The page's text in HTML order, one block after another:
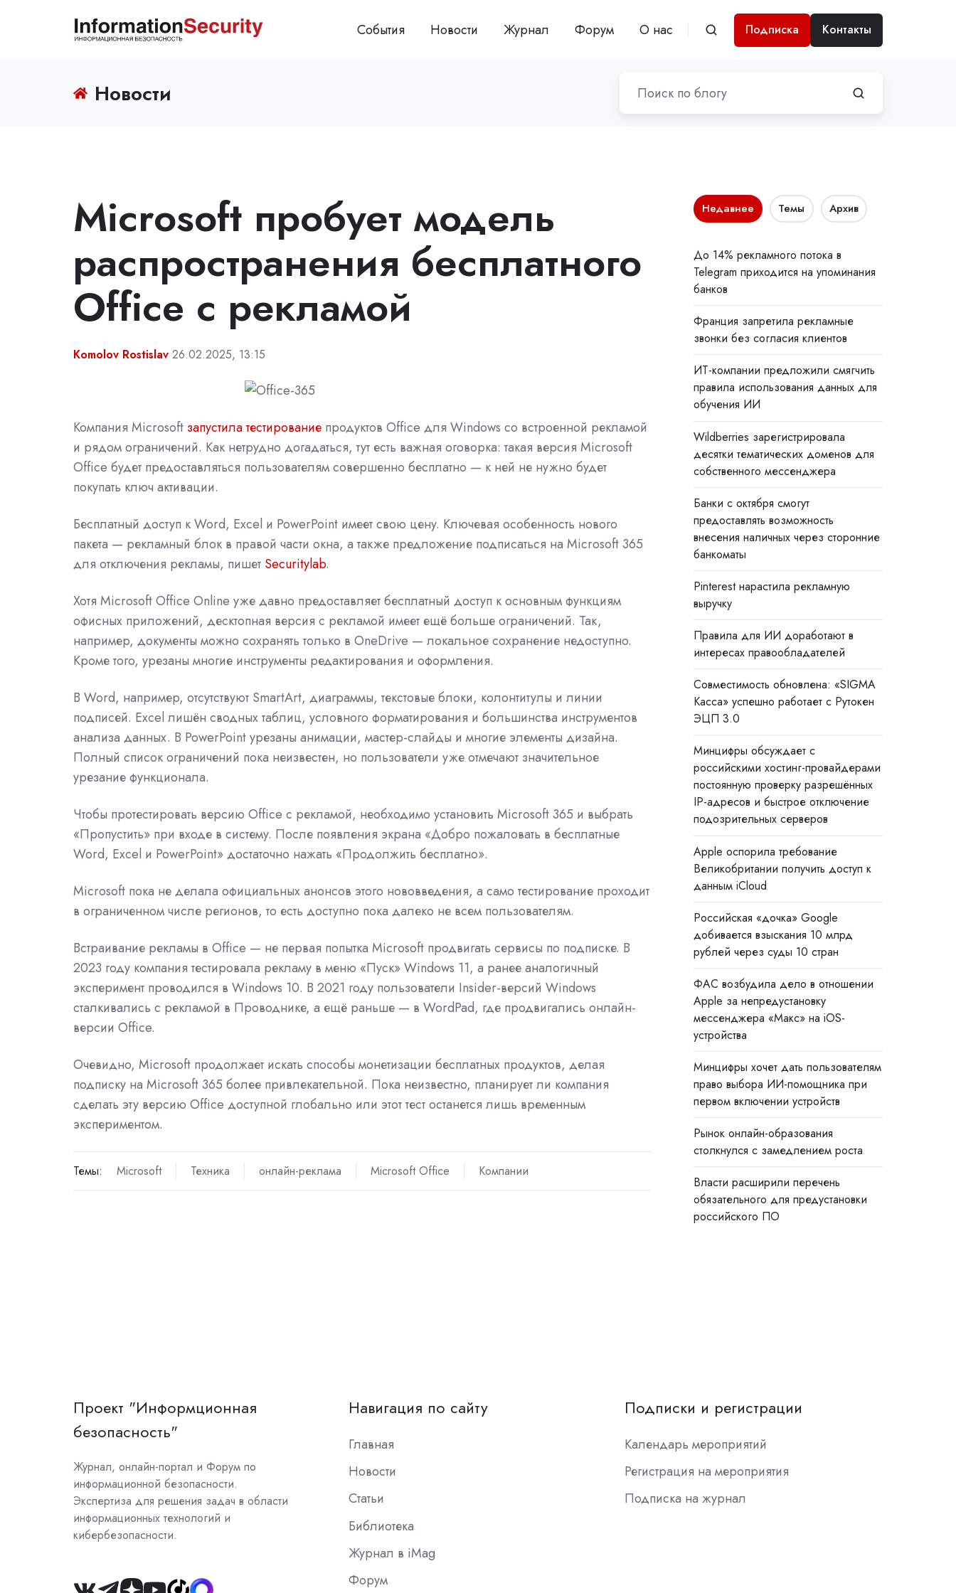
События Новости Журнал Форум О нас Подписка Контакты
Новости
Microsoft пробует модель
распространения бесплатного
Office с рекламой
Komolov Rostislav 26.02.2025, 13:15
Компания Microsoft запустила тестирование продуктов Office для Windows со встроенной рекламой
и рядом ограничений. Как нетрудно догадаться, тут есть важная оговорка: такая версия Microsoft
Office будет предоставляться пользователям совершенно бесплатно — к ней не нужно будет
покупать ключ активации.
Бесплатный доступ к Word, Excel и PowerPoint имеет свою цену. Ключевая особенность нового
пакета — рекламный блок в правой части окна, а также предложение подписаться на Microsoft 365
для отключения рекламы, пишет Securitylab.
Хотя Microsoft Office Online уже давно предоставляет бесплатный доступ к основным функциям
офисных приложений, десктопная версия с рекламой имеет ещё больше ограничений. Так,
например, документы можно сохранять только в OneDrive — локальное сохранение недоступно.
Кроме того, урезаны многие инструменты редактирования и оформления.
В Word, например, отсутствуют SmartArt, диаграммы, текстовые блоки, колонтитулы и линии
подписей. Excel лишён сводных таблиц, условного форматирования и большинства инструментов
анализа данных. В PowerPoint урезаны анимации, мастер-слайды и многие элементы дизайна.
Полный список ограничений пока неизвестен, но пользователи уже отмечают значительное
урезание функционала.
Чтобы протестировать версию Office с рекламой, необходимо установить Microsoft 365 и выбрать
«Пропустить» при входе в систему. После появления экрана «Добро пожаловать в бесплатные
Word, Excel и PowerPoint» достаточно нажать «Продолжить бесплатно».
Microsoft пока не делала официальных анонсов этого нововведения, а само тестирование проходит
в ограниченном числе регионов, то есть доступно пока далеко не всем пользователям.
Встраивание рекламы в Office — не первая попытка Microsoft продвигать сервисы по подписке. В
2023 году компания тестировала рекламу в меню «Пуск» Windows 11, а ранее аналогичный
эксперимент проводился в Windows 10. В 2021 году пользователи Insider-версий Windows
сталкивались с рекламой в Проводнике, а ещё раньше — в WordPad, где продвигались онлайн-
версии Office.
Очевидно, Microsoft продолжает искать способы монетизации бесплатных продуктов, делая
подписку на Microsoft 365 более привлекательной. Пока неизвестно, планирует ли компания
сделать эту версию Office доступной глобально или этот тест останется лишь временным
экспериментом.
Темы: Microsoft Техника онлайн-реклама Microsoft Office Компании
Недавнее Темы Архив
До 14% рекламного потока в
Telegram приходится на упоминания
банков
Франция запретила рекламные
звонки без согласия клиентов
ИТ-компании предложили смягчить
правила использования данных для
обучения ИИ
Wildberries зарегистрировала
десятки тематических доменов для
собственного мессенджера
Банки с октября смогут
предоставлять возможность
внесения наличных через сторонние
банкоматы
Pinterest нарастила рекламную
выручку
Правила для ИИ доработают в
интересах правообладателей
Совместимость обновлена: «SIGMA
Касса» успешно работает с Рутокен
ЭЦП 3.0
Минцифры обсуждает с
российскими хостинг-провайдерами
постоянную проверку разрешённых
IP-адресов и быстрое отключение
подозрительных серверов
Apple оспорила требование
Великобритании получить доступ к
данным iCloud
Российская «дочка» Google
добивается взыскания 10 млрд
рублей через суды 10 стран
ФАС возбудила дело в отношении
Apple за непредустановку
мессенджера «Макс» на iOS-
устройства
Минцифры хочет дать пользователям
право выбора ИИ-помощника при
первом включении устройств
Рынок онлайн-образования
столкнулся с замедлением роста
Власти расширили перечень
обязательного для предустановки
российского ПО
Проект "Информционная
безопасность"
Журнал, онлайн-портал и Форум по
информационной безопасности.
Экспертиза для решения задач в области
информационных технологий и
кибербезопасности.
Навигация по сайту
Главная
Новости
Статьи
Библиотека
Журнал в iMag
Форум
Подписки и регистрации
Календарь мероприятий
Регистрация на мероприятия
Подписка на журнал